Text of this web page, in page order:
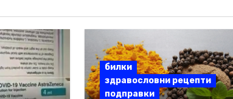
билки
здравословни рецепти
подправки